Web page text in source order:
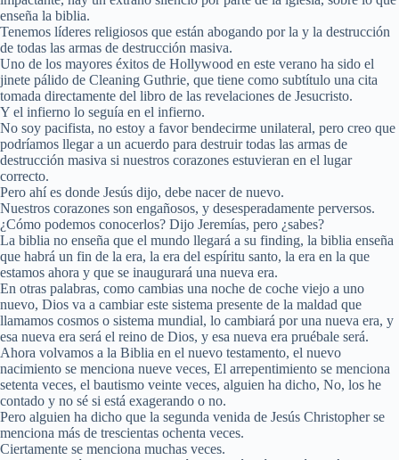
enseña la biblia.
Tenemos líderes religiosos que están abogando por la y la destrucción
de todas las armas de destrucción masiva.
Uno de los mayores éxitos de Hollywood en este verano ha sido el
jinete pálido de Cleaning Guthrie, que tiene como subtítulo una cita
tomada directamente del libro de las revelaciones de Jesucristo.
Y el infierno lo seguía en el infierno.
No soy pacifista, no estoy a favor bendecirme unilateral, pero creo que
podríamos llegar a un acuerdo para destruir todas las armas de
destrucción masiva si nuestros corazones estuvieran en el lugar
correcto.
Pero ahí es donde Jesús dijo, debe nacer de nuevo.
Nuestros corazones son engañosos, y desesperadamente perversos.
¿Cómo podemos conocerlos? Dijo Jeremías, pero ¿sabes?
La biblia no enseña que el mundo llegará a su finding, la biblia enseña
que habrá un fin de la era, la era del espíritu santo, la era en la que
estamos ahora y que se inaugurará una nueva era.
En otras palabras, como cambias una noche de coche viejo a uno
nuevo, Dios va a cambiar este sistema presente de la maldad que
llamamos cosmos o sistema mundial, lo cambiará por una nueva era, y
esa nueva era será el reino de Dios, y esa nueva era pruébale será.
Ahora volvamos a la Biblia en el nuevo testamento, el nuevo
nacimiento se menciona nueve veces, El arrepentimiento se menciona
setenta veces, el bautismo veinte veces, alguien ha dicho, No, los he
contado y no sé si está exagerando o no.
Pero alguien ha dicho que la segunda venida de Jesús Christopher se
menciona más de trescientas ochenta veces.
Ciertamente se menciona muchas veces.